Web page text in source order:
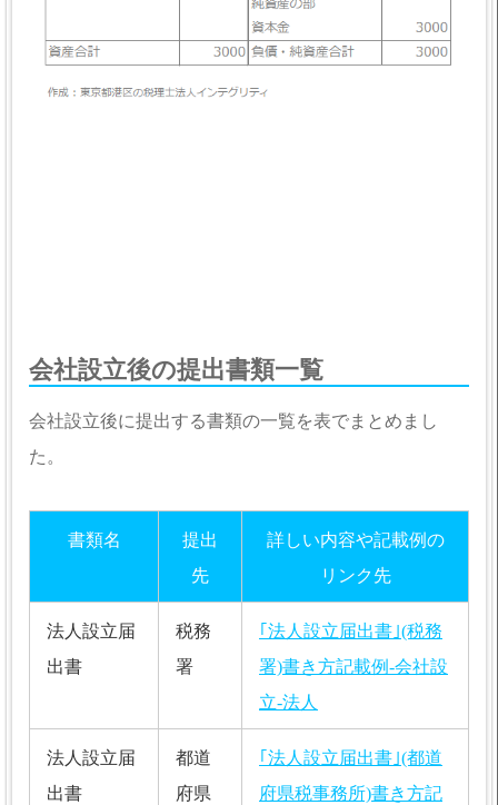
会社設立後の提出書類一覧
会社設立後に提出する書類の一覧を表でまとめまし
た。
書類名
提出
先
詳しい内容や記載例の
リンク先
法人設立届
出書
税務
署
｢法人設立届出書｣(税務
署)書き方記載例-会社設
立-法人
法人設立届
出書
都道
府県
｢法人設立届出書｣(都道
府県税事務所)書き方記